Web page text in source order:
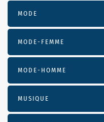
MODE
MODE-FEMME
MODE-HOMME
MUSIQUE